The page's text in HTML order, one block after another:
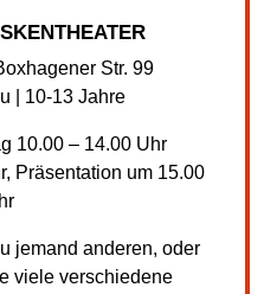
Str. 99
| 10-13 Jahre
10.00 – 14.00 Uhr
Präsentation um 15.00
jemand anderen, oder
viele verschiedene